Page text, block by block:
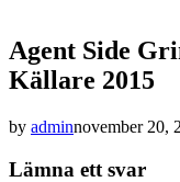
Agent Side
Källare 2015
by adminnovember 20,
Lämna ett svar